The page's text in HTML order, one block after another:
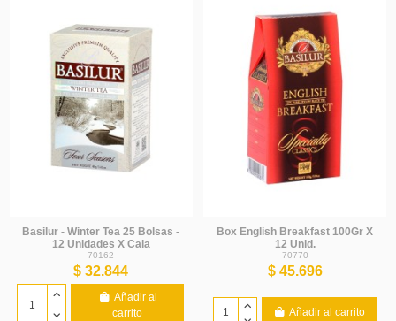
Basilur - Winter Tea 25 Bolsas -
12 Unidades X Caja
70162
$ 32.844
Añadir al
carrito
Box English Breakfast 100Gr X
12 Unid.
70770
$ 45.696
Añadir al carrito